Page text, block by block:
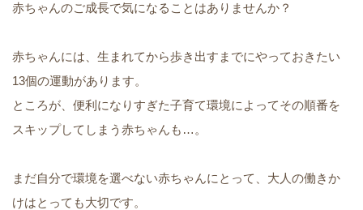
赤ちゃんのご成長で気になることはありませんか？
赤ちゃんには、生まれてから歩き出すまでにやっておきたい
13個の運動があります。
ところが、便利になりすぎた子育て環境によってその順番を
スキップしてしまう赤ちゃんも…。
まだ自分で環境を選べない赤ちゃんにとって、大人の働きか
けはとっても大切です。